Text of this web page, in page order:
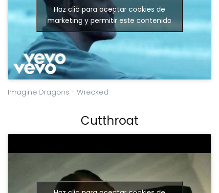
Haz clic para aceptar cookies de
marketing y permitir este contenido
Imagine Dragons - Wrecked
Cutthroat